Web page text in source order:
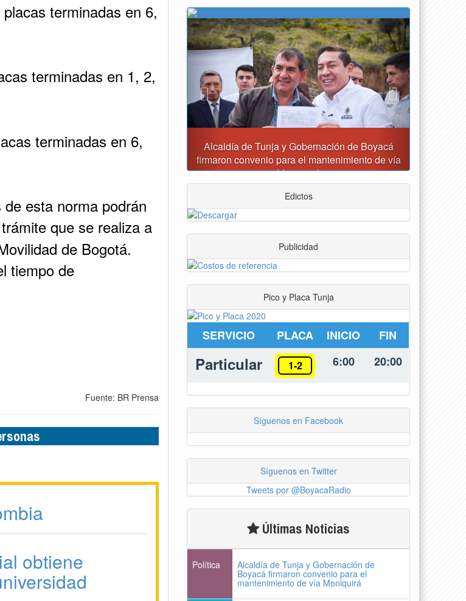
terminadas en 6,
terminadas en 1, 2,
terminadas en 6,
esta norma podrán
que se realiza a
de Bogotá.
tiempo de
Fuente: BR Prensa
obtiene
Alcaldía de Tunja y Gobernación de Boyacá
firmaron convenio para el mantenimiento de vía
Reporte del tiempo en Boyacá para el viernes
Previous Next
Edictos
Publicidad
Pico y Placa Tunja
SERVICIO PLACA INICIO FIN
Particular 1-2 6:00 20:00
Síguenos en Facebook
Síguenos en Twitter
Tweets por @BoyacaRadio
Últimas Noticias
Política Alcaldía de Tunja y Gobernación de
Boyacá firmaron convenio para el
mantenimiento de vía Moniquirá